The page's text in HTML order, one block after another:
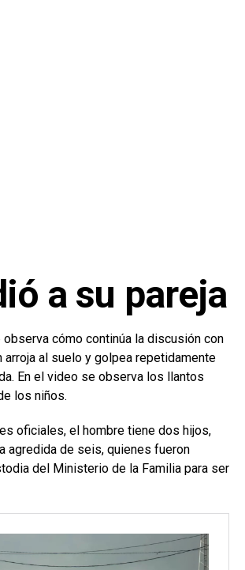
a su pareja
cómo continúa la discusión con
arroja al suelo y golpea repetidamente
En el video se observa los llantos
los niños.
oficiales, el hombre tiene dos hijos,
agredida de seis, quienes fueron
del Ministerio de la Familia para ser